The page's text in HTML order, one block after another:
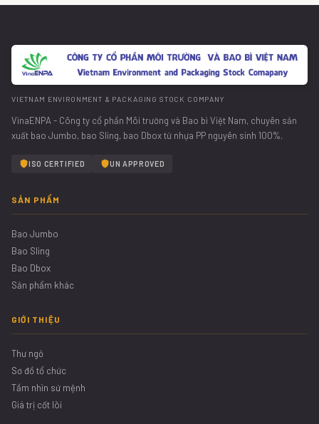
VIETNAM ENVIRONMENT & PACKAGING STOCK COMPANY
VinaENPA - Công ty cổ phần Môi trường và Bao bì Việt Nam, chuyên sản
xuất bao Jumbo, bao Sling, bao Dbox từ nhựa PP nguyên sinh 100%.
ISO CERTIFIED UN APPROVED
SẢN PHẨM
Bao Jumbo
Bao Sling
Bao Dbox
Sản phẩm khác
GIỚI THIỆU
Thư ngỏ
Sơ đồ tổ chức
Tầm nhìn sứ mệnh
Giá trị cốt lõi